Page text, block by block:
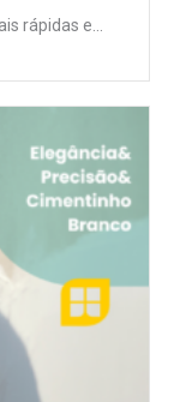
rápidas e...